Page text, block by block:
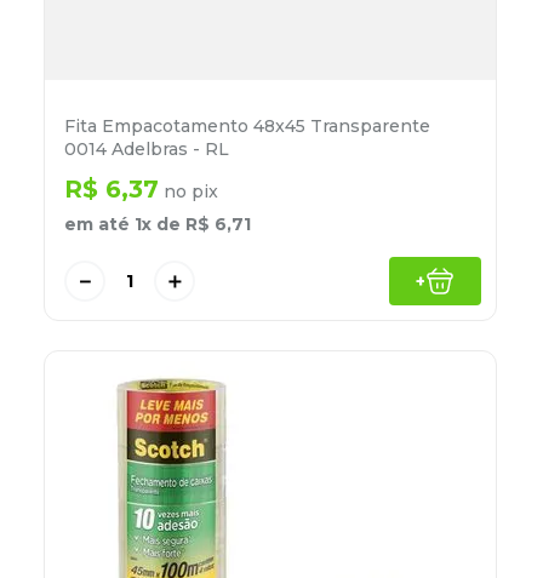
Fita Empacotamento 48x45 Transparente
0014 Adelbras - RL
R$ 6,37 no pix
em até 1x de R$ 6,71
＋
－ +